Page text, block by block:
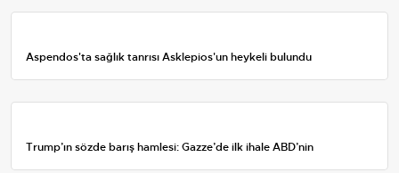
Aspendos'ta sağlık tanrısı Asklepios'un heykeli bulundu
Trump’ın sözde barış hamlesi: Gazze’de ilk ihale ABD’nin